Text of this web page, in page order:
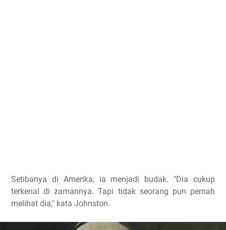
Setibanya di Amerika, ia menjadi budak. "Dia cukup
terkenal di zamannya. Tapi tidak seorang pun pernah
melihat dia," kata Johnston.